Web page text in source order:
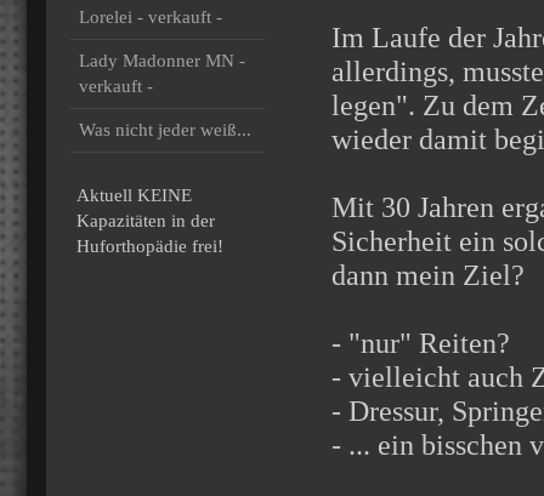
Lorelei - verkauft -
Lady Madonner MN -
verkauft -
Was nicht jeder weiß...
Aktuell KEINE
Kapazitäten in der
Huforthopädie frei!
Im Laufe der
allerdings,
legen". Zu dem
wieder damit
Mit 30 Jahren
Sicherheit ein
dann mein Ziel?
- "nur" Reiten?
- vielleicht auch
- Dressur,
- ... ein bisschen